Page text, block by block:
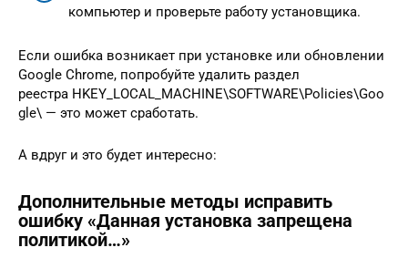
компьютер и проверьте работу установщика.
Если ошибка возникает при установке или обновлении
Google Chrome, попробуйте удалить раздел
реестра HKEY_LOCAL_MACHINE\SOFTWARE\Policies\Goo
gle\ — это может сработать.
А вдруг и это будет интересно:
Дополнительные методы исправить
ошибку «Данная установка запрещена
политикой…»